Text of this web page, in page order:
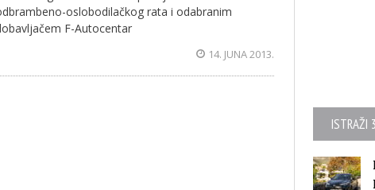
oslobodilačkog rata i odabranim
F-Autocentar
14. JUNA 2013.
ISTRAŽI